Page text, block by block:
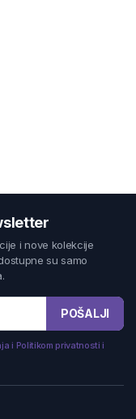
i nove kolekcije
su samo
POŠALJI
i Politikom privatnosti i